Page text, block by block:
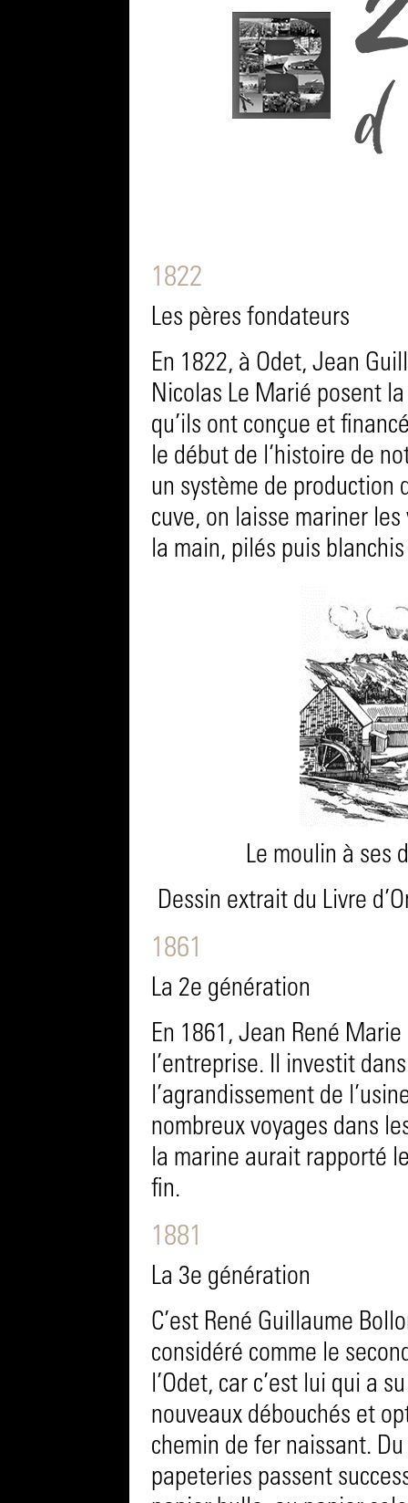
1822
Les pères fondateurs
En 1822, à Odet, Jean
Nicolas Le Marié posent
qu’ils ont conçue et
le début de l’histoire de
un système de production
cuve, on laisse mariner
la main, pilés puis
Le moulin à ses
Dessin extrait du Livre
1861
La 2e génération
En 1861, Jean René
l’entreprise. Il investit
l’agrandissement de
nombreux voyages dans
la marine aurait rapporté
fin.
1881
La 3e génération
C’est René Guillaume
considéré comme le
l’Odet, car c’est lui qui a
nouveaux débouchés et
chemin de fer naissant.
papeteries passent